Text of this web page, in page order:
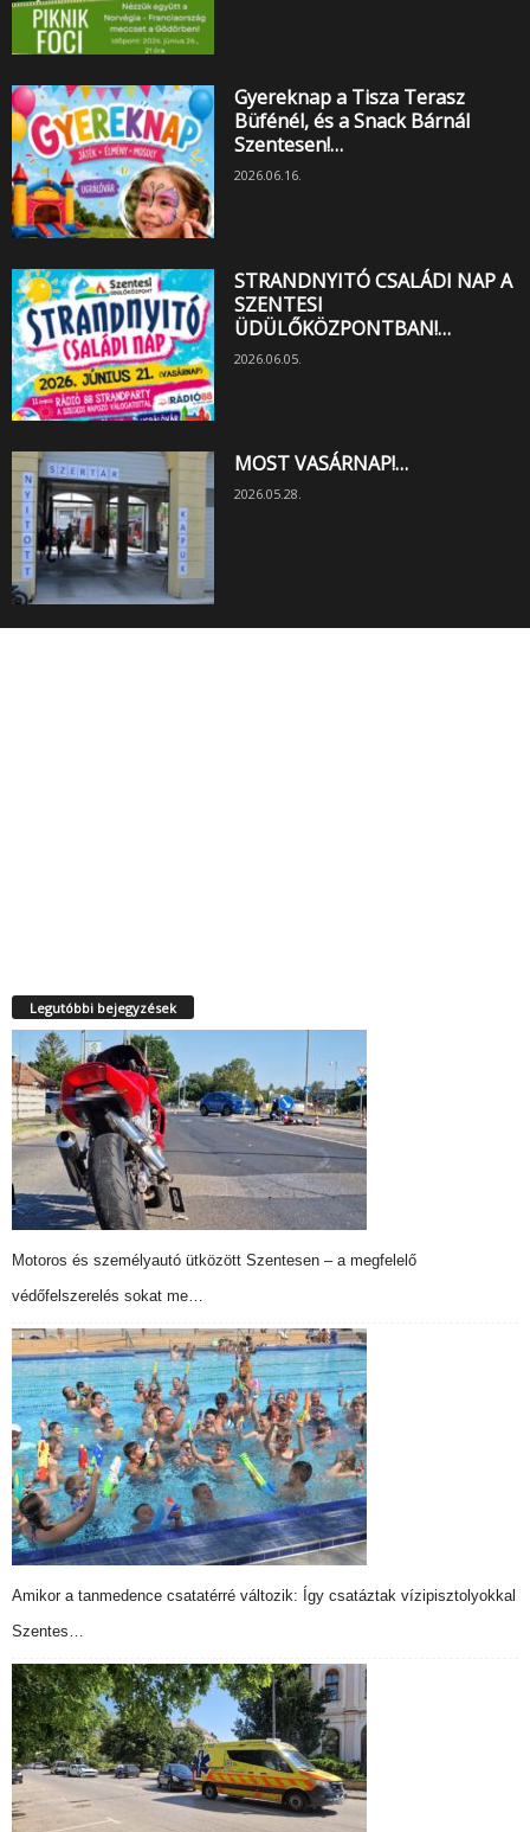
Gyereknap a Tisza Terasz
Büfénél, és a Snack Bárnál
Szentesen!…
2026.06.16.
STRANDNYITÓ CSALÁDI NAP A
SZENTESI
ÜDÜLŐKÖZPONTBAN!…
2026.06.05.
MOST VASÁRNAP!…
2026.05.28.
Legutóbbi bejegyzések
Motoros és személyautó ütközött Szentesen – a megfelelő
védőfelszerelés sokat me…
Amikor a tanmedence csatatérré változik: Így csatáztak vízipisztolyokkal
Szentes…